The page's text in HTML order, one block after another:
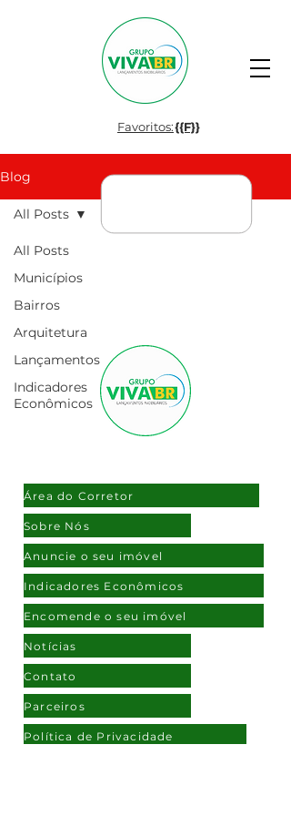
Favoritos:{{F}}
Blog
All Posts
Municípios
Bairros
Arquitetura
Lançamentos
Indicadores
Econômicos
All Posts
Área do Corretor
Sobre Nós
Anuncie o seu imóvel
Indicadores Econômicos
Encomende o seu imóvel
Notícias
Contato
Parceiros
Política de Privacidade